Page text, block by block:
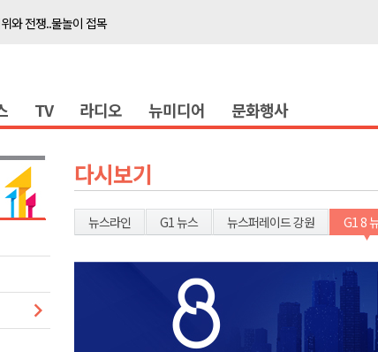
와 전쟁..물놀이 접목
해결 과제 산적
비 확보 보고회 개최
후조리원 이전 시급
육청 교감급 이상 387명 인사
와 전쟁..물놀이 접목
문체부장관과 정책간담회
TV 라디오 뉴미디어 문화행사
다시보기
뉴스라인 G1 뉴스 뉴스퍼레이드 강원 G1 8